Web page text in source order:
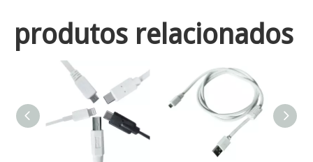
produtos relacionados